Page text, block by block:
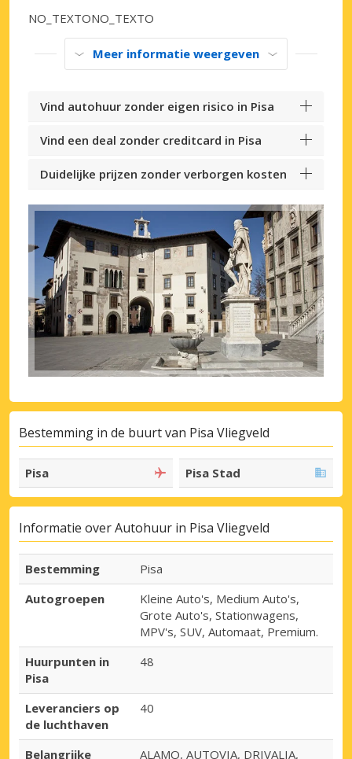
NO_TEXTONO_TEXTO
Meer informatie weergeven
Vind autohuur zonder eigen risico in Pisa
Vind een deal zonder creditcard in Pisa
Duidelijke prijzen zonder verborgen kosten
Bestemming in de buurt van Pisa Vliegveld
Pisa Pisa Stad
Informatie over Autohuur in Pisa Vliegveld
Bestemming
Pisa
Autogroepen
Kleine Auto's, Medium Auto's,
Grote Auto's, Stationwagens,
MPV's, SUV, Automaat, Premium.
Huurpunten in
Pisa
48
Leveranciers op
de luchthaven
40
Belangrijke ALAMO, AUTOVIA, DRIVALIA,